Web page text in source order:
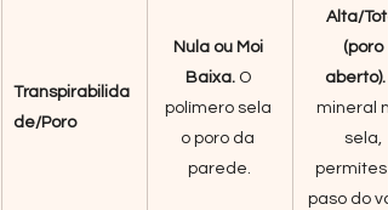
Transpirabilida
de/Poro
Nula ou Moi
Baixa. O
polímero sela
o poro da
parede.
Alta/
(poro
aberto).
mineral
sela,
paso do